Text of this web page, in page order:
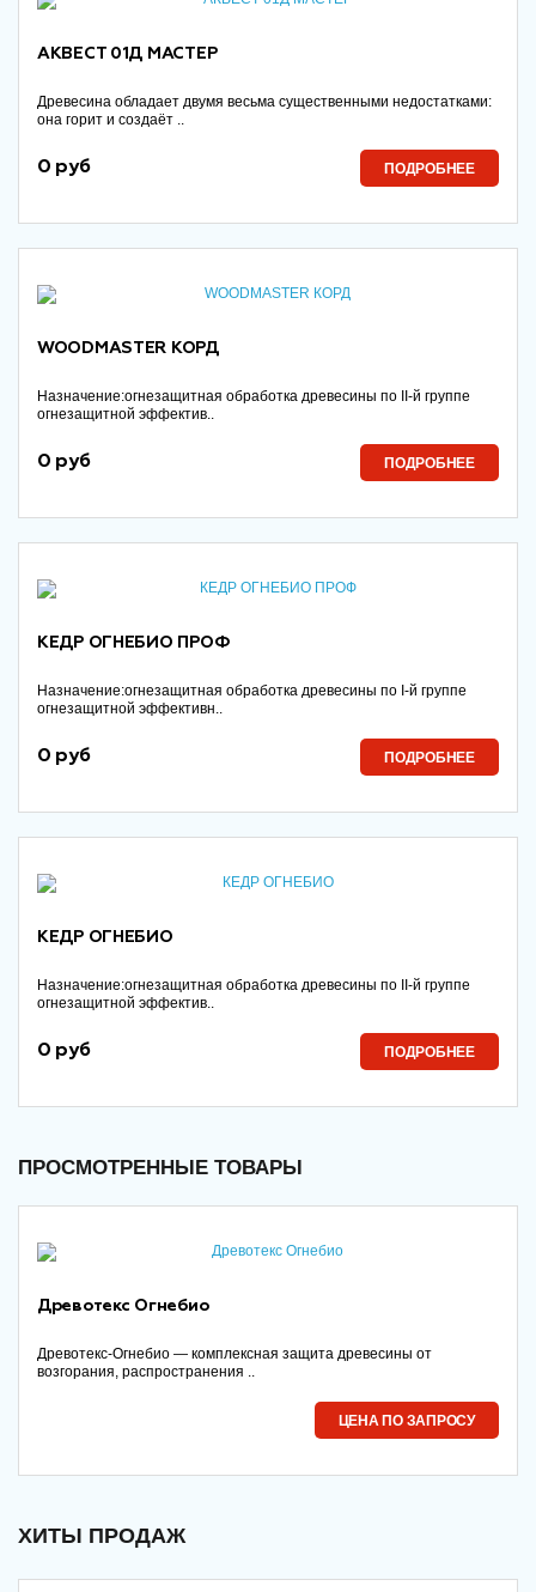
АКВЕСТ 01Д МАСТЕР
Древесина обладает двумя весьма существенными недостатками:
она горит и создаёт ..
ПОДРОБНЕЕ
0 руб
WOODMASTER КОРД
Назначение:огнезащитная обработка древесины по II-й группе
огнезащитной эффектив..
ПОДРОБНЕЕ
0 руб
КЕДР ОГНЕБИО ПРОФ
Назначение:огнезащитная обработка древесины по I-й группе
огнезащитной эффективн..
ПОДРОБНЕЕ
0 руб
КЕДР ОГНЕБИО
Назначение:огнезащитная обработка древесины по II-й группе
огнезащитной эффектив..
ПОДРОБНЕЕ
0 руб
ПРОСМОТРЕННЫЕ ТОВАРЫ
Древотекс Огнебио
Древотекс-Огнебио — комплексная защита древесины от
возгорания, распространения ..
ЦЕНА ПО ЗАПРОСУ
ХИТЫ ПРОДАЖ